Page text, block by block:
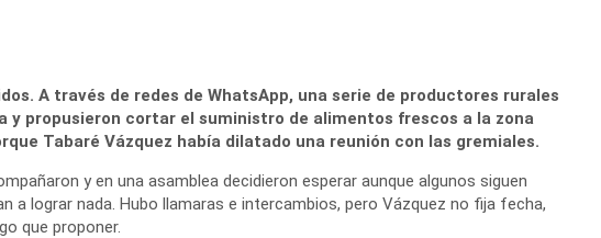
A través de redes de WhatsApp, una serie de productores rurales
y propusieron cortar el suministro de alimentos frescos a la zona
Tabaré Vázquez había dilatado una reunión con las gremiales.
y en una asamblea decidieron esperar aunque algunos siguen
a lograr nada. Hubo llamaras e intercambios, pero Vázquez no fija fecha,
que proponer.